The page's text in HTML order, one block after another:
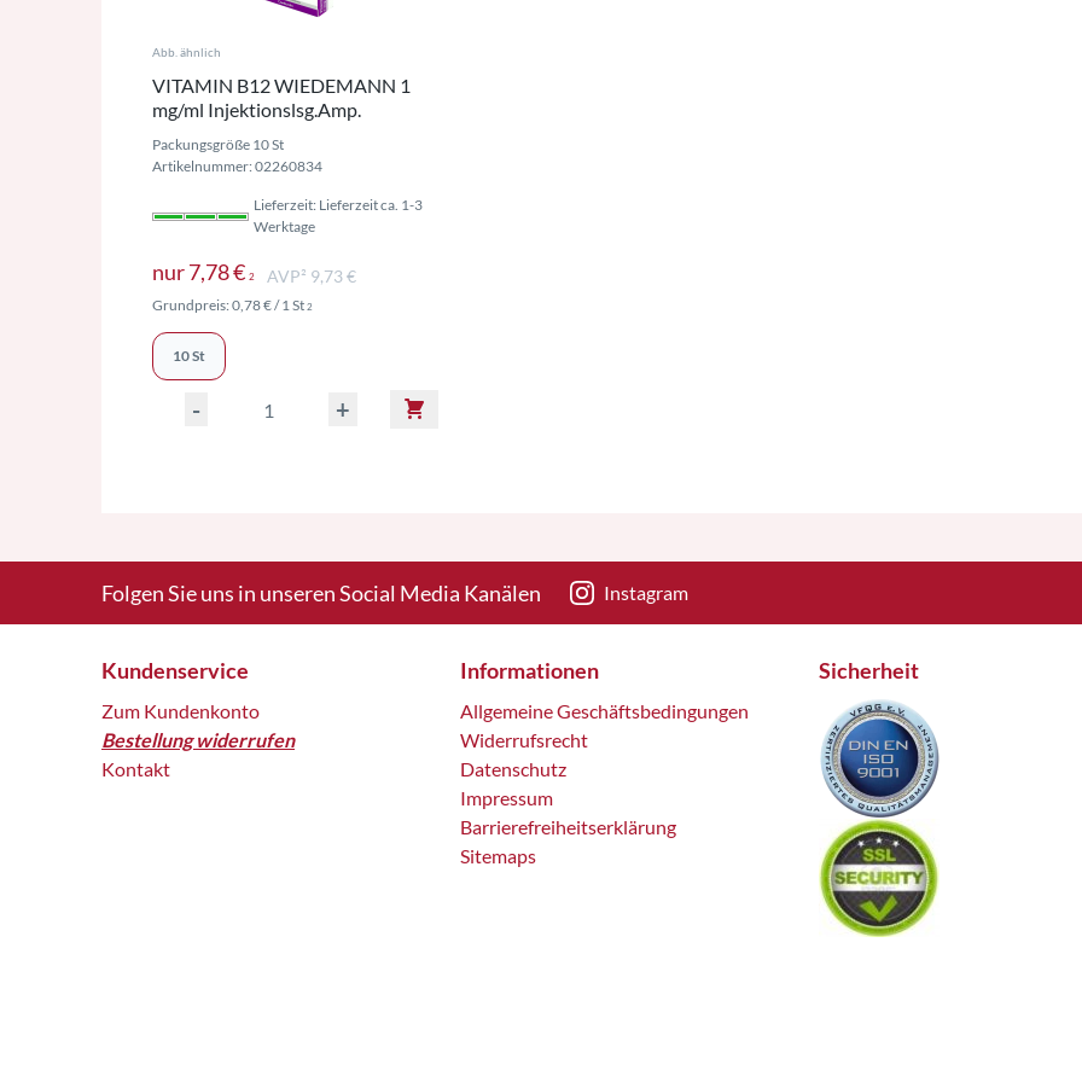
Abb. ähnlich
VITAMIN B12 WIEDEMANN 1
mg/ml Injektionslsg.Amp.
Packungsgröße 10 St
Artikelnummer: 02260834
Lieferzeit: Lieferzeit ca. 1-3
Werktage
nur7,78 € 2 Preise inkl. MwSt. ggf. zzgl. Versand
AVP² 9,73 €
Grundpreis:0,78 €/ 1 St 2
10 St
- +
Folgen Sie uns in unseren Social Media Kanälen Instagram
Kundenservice
Zum Kundenkonto
Bestellung widerrufen
Kontakt
Informationen
Allgemeine Geschäftsbedingungen
Widerrufsrecht
Datenschutz
Impressum
Barrierefreiheitserklärung
Sitemaps
Sicherheit